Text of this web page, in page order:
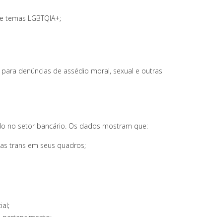
LGBTQIA+;
denúncias de assédio moral, sexual e outras
no setor bancário. Os dados mostram que:
trans em seus quadros;